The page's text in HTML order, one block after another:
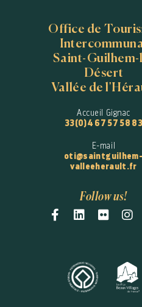
Office de
Saint-Guilhem-
Désert
Vallée de
Accueil Gignac
33(0)4 67 57 58 83
E-mail
oti@saintguilhem-
valleeherault.fr
Follow us!